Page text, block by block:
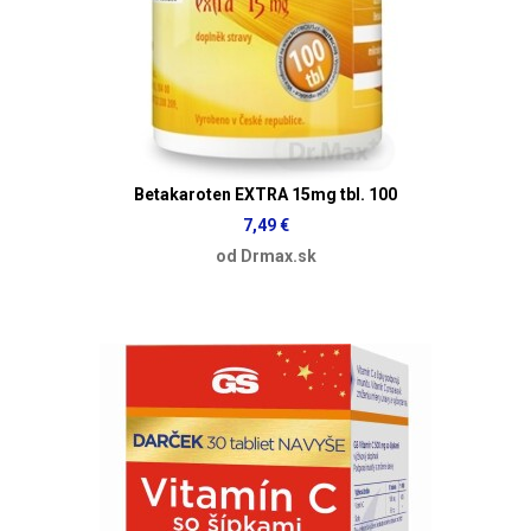
Betakaroten EXTRA 15mg tbl. 100
7,49 €
od Drmax.sk